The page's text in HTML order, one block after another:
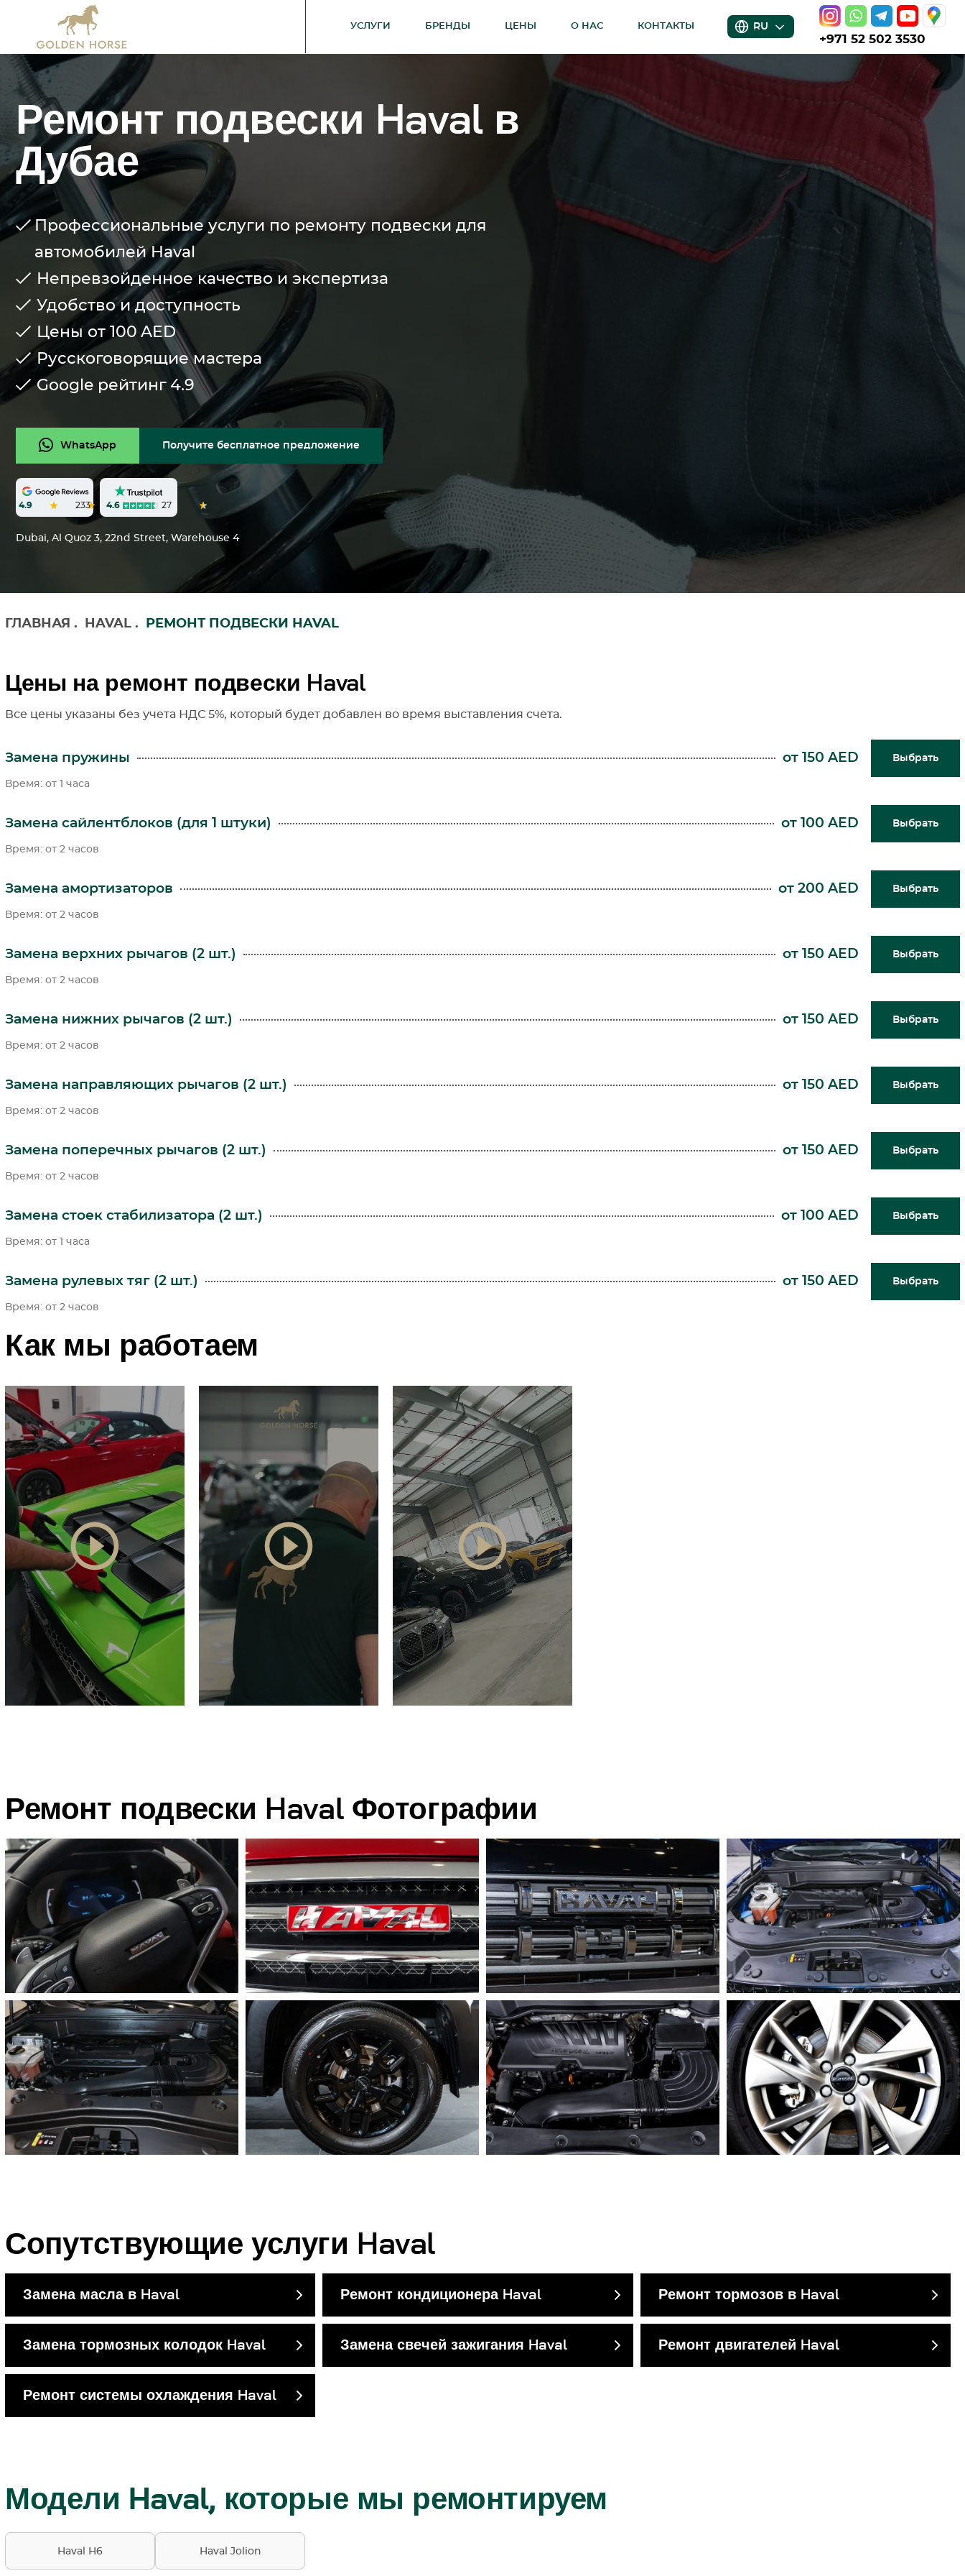
УСЛУГИ БРЕНДЫ ЦЕНЫ О НАС КОНТАКТЫ RU
+971 52 502 3530
Ремонт подвески Haval в
Дубае
Профессиональные услуги по ремонту подвески для
автомобилей Haval
Непревзойденное качество и экспертиза
Удобство и доступность
Цены от 100 AED
Русскоговорящие мастера
Google рейтинг 4.9
WhatsApp Получите бесплатное предложение
4.9 233 4.6 27
Dubai, Al Quoz 3, 22nd Street, Warehouse 4
ГЛАВНАЯ . HAVAL . РЕМОНТ ПОДВЕСКИ HAVAL
Цены на ремонт подвески Haval
Все цены указаны без учета НДС 5%, который будет добавлен во время выставления счета.
Замена пружины от 150 AED Выбрать
Время: от 1 часа
Замена сайлентблоков (для 1 штуки) от 100 AED Выбрать
Время: от 2 часов
Замена амортизаторов от 200 AED Выбрать
Время: от 2 часов
Замена верхних рычагов (2 шт.) от 150 AED Выбрать
Время: от 2 часов
Замена нижних рычагов (2 шт.) от 150 AED Выбрать
Время: от 2 часов
Замена направляющих рычагов (2 шт.) от 150 AED Выбрать
Время: от 2 часов
Замена поперечных рычагов (2 шт.) от 150 AED Выбрать
Время: от 2 часов
Замена стоек стабилизатора (2 шт.) от 100 AED Выбрать
Время: от 1 часа
Замена рулевых тяг (2 шт.) от 150 AED Выбрать
Время: от 2 часов
Как мы работаем
Ремонт подвески Haval Фотографии
Сопутствующие услуги Haval
Замена масла в Haval Ремонт кондиционера Haval Ремонт тормозов в Haval
Замена тормозных колодок Haval Замена свечей зажигания Haval Ремонт двигателей Haval
Ремонт системы охлаждения Haval
Модели Haval, которые мы ремонтируем
Haval H6 Haval Jolion